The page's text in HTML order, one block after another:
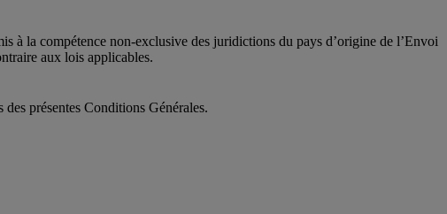
à la compétence non-exclusive des juridictions du pays d’origine de l’Envoi
aux lois applicables.
présentes Conditions Générales.